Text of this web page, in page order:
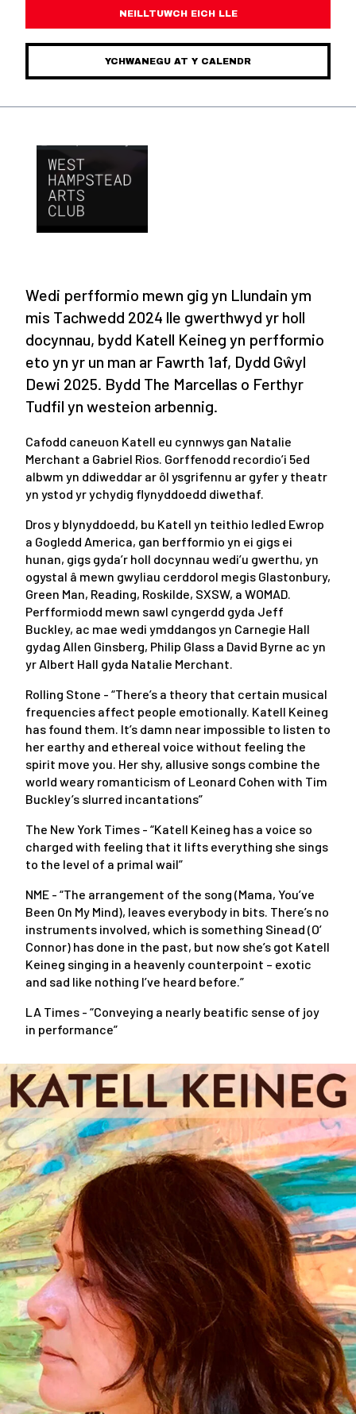
NEILLTUWCH EICH LLE
YCHWANEGU AT Y CALENDR
Wedi perfformio mewn gig yn Llundain ym
mis Tachwedd 2024 lle gwerthwyd yr holl
docynnau, bydd Katell Keineg yn perfformio
eto yn yr un man ar Fawrth 1af, Dydd Gŵyl
Dewi 2025. Bydd The Marcellas o Ferthyr
Tudfil yn westeion arbennig.
Cafodd caneuon Katell eu cynnwys gan Natalie
Merchant a Gabriel Rios. Gorffenodd recordio’i 5ed
albwm yn ddiweddar ar ôl ysgrifennu ar gyfer y theatr
yn ystod yr ychydig flynyddoedd diwethaf.
Dros y blynyddoedd, bu Katell yn teithio ledled Ewrop
a Gogledd America, gan berfformio yn ei gigs ei
hunan, gigs gyda’r holl docynnau wedi’u gwerthu, yn
ogystal â mewn gwyliau cerddorol megis Glastonbury,
Green Man, Reading, Roskilde, SXSW, a WOMAD.
Perfformiodd mewn sawl cyngerdd gyda Jeff
Buckley, ac mae wedi ymddangos yn Carnegie Hall
gydag Allen Ginsberg, Philip Glass a David Byrne ac yn
yr Albert Hall gyda Natalie Merchant.
Rolling Stone - “There’s a theory that certain musical
frequencies affect people emotionally. Katell Keineg
has found them. It’s damn near impossible to listen to
her earthy and ethereal voice without feeling the
spirit move you. Her shy, allusive songs combine the
world weary romanticism of Leonard Cohen with Tim
Buckley’s slurred incantations”
The New York Times - “Katell Keineg has a voice so
charged with feeling that it lifts everything she sings
to the level of a primal wail”
NME - “The arrangement of the song (Mama, You’ve
Been On My Mind), leaves everybody in bits. There’s no
instruments involved, which is something Sinead (O’
Connor) has done in the past, but now she’s got Katell
Keineg singing in a heavenly counterpoint – exotic
and sad like nothing I’ve heard before.”
LA Times - “Conveying a nearly beatific sense of joy
in performance”